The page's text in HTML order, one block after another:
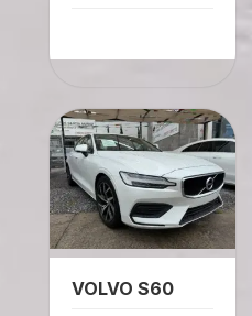
VOLVO S60